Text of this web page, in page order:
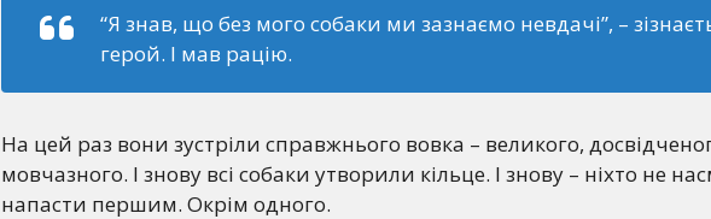
“Я знав, що без мого собаки ми зазнаємо невдачі”, –
герой. І мав рацію.
На цей раз вони зустріли справжнього вовка – великого,
мовчазного. І знову всі собаки утворили кільце. І знову – ніхто не
напасти першим. Окрім одного.